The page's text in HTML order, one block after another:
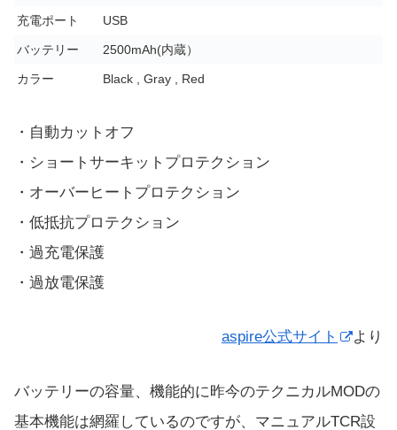
充電ポート USB
バッテリー 2500mAh(内蔵）
カラー Black , Gray , Red
・自動カットオフ
・ショートサーキットプロテクション
・オーバーヒートプロテクション
・低抵抗プロテクション
・過充電保護
・過放電保護
aspire公式サイト より
バッテリーの容量、機能的に昨今のテクニカルMODの
基本機能は網羅しているのですが、マニュアルTCR設